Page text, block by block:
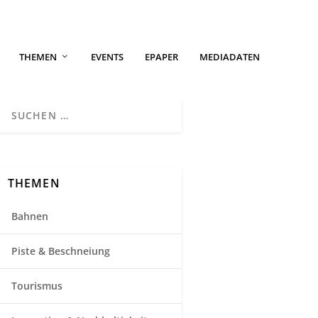
THEMEN EVENTS EPAPER MEDIADATEN
THEMEN
Bahnen
Piste & Beschneiung
Tourismus